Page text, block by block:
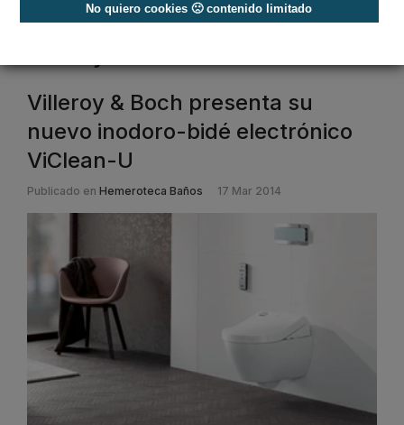
No quiero cookies 🙁 contenido limitado
Etiquetas / villeroy and boch
Villeroy & Boch presenta su
nuevo inodoro-bidé electrónico
ViClean-U
Publicado en Hemeroteca Baños 17 Mar 2014